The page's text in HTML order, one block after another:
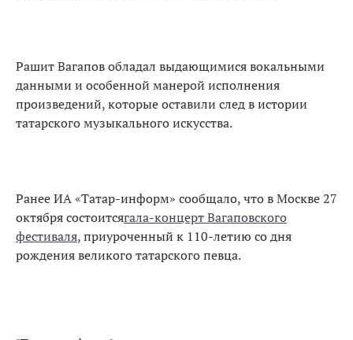
Рашит Вагапов обладал выдающимися вокальными
данными и особенной манерой исполнения
произведений, которые оставили след в истории
татарского музыкального искусства.
Ранее ИА «Татар-информ» сообщало, что в Москве 27
октября состоитсягала-концерт Вагаповского
фестиваля, приуроченный к 110-летию со дня
рождения великого татарского певца.